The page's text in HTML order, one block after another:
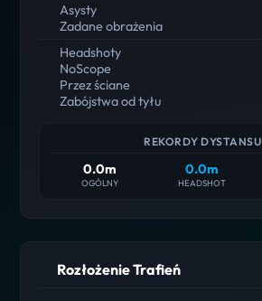
Asysty
Zadane obrażenia
Headshoty
NoScope
Przez ściane
Zabójstwa od tyłu
REKORDY DYSTANSU
0.0m
OGÓLNY
0.0m
HEADSHOT
Rozłożenie Trafień